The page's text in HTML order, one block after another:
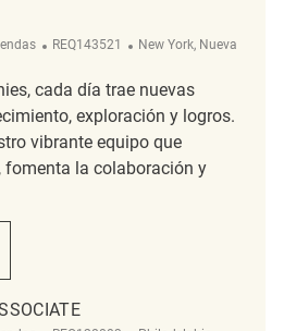
ReqId
REQ143521 Ubicación
New York, Nueva
cada día trae nuevas
exploración y logros.
vibrante equipo que
fomenta la colaboración y